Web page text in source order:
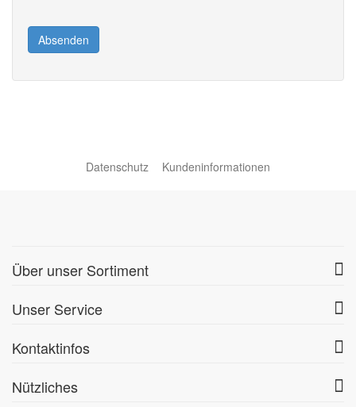
Absenden
Datenschutz Kundeninformationen
Über unser Sortiment
Unser Service
Kontaktinfos
Nützliches